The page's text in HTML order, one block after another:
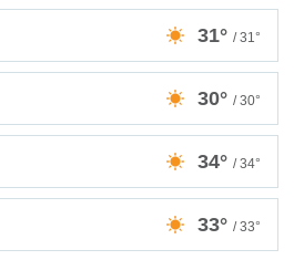
31° / 31°
30° / 30°
34° / 34°
33° / 33°